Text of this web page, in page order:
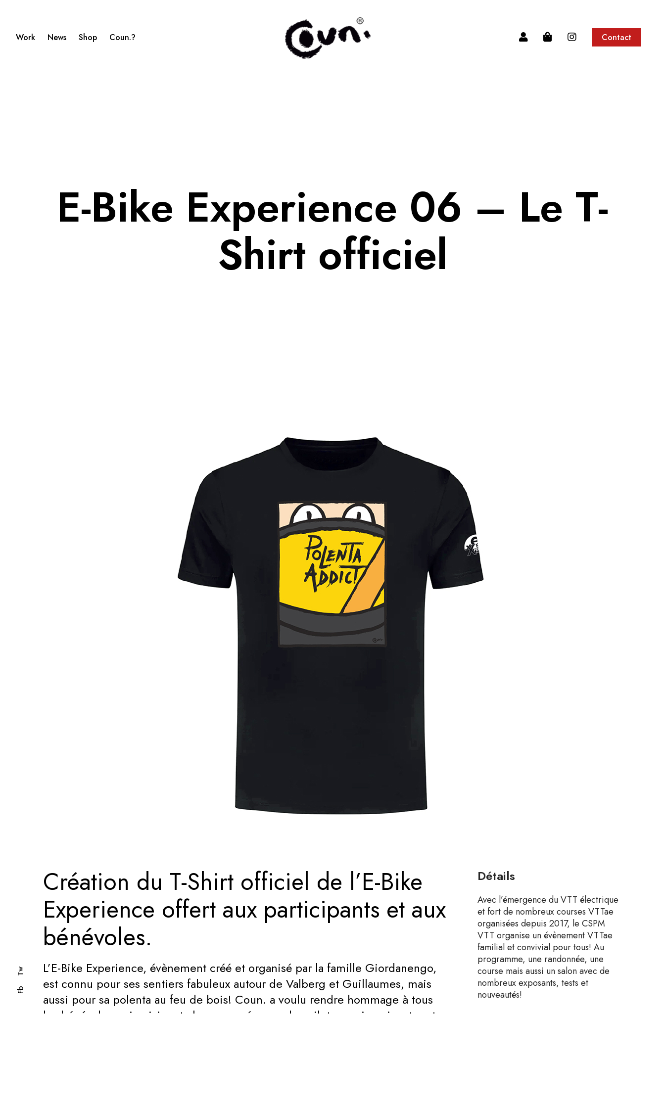
Work News Shop Coun.? Contact
E-Bike Experience 06 – Le T-
Shirt officiel
Création du T-Shirt officiel de l’E-Bike
Experience offert aux participants et aux
bénévoles.
L’E-Bike Experience, évènement créé et organisé par la famille Giordanengo,
est connu pour ses sentiers fabuleux autour de Valberg et Guillaumes, mais
aussi pour sa polenta au feu de bois! Coun. a voulu rendre hommage à tous
les bénévoles qui cuisinent chaque année pour les pilotes en imaginant un t-
Fb
Tw
Détails
Avec l’émergence du VTT électrique
et fort de nombreux courses VTTae
organisées depuis 2017, le CSPM
VTT organise un évènement VTTae
familial et convivial pour tous! Au
programme, une randonnée, une
course mais aussi un salon avec de
nombreux exposants, tests et
nouveautés!